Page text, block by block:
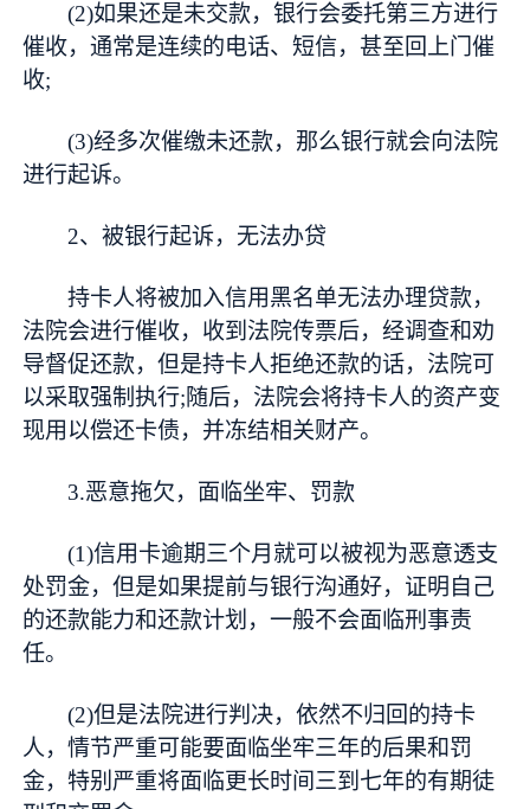
(2)如果还是未交款，银行会委托第三方进行
催收，通常是连续的电话、短信，甚至回上门催
收;
(3)经多次催缴未还款，那么银行就会向法院
进行起诉。
2、被银行起诉，无法办贷
持卡人将被加入信用黑名单无法办理贷款，
法院会进行催收，收到法院传票后，经调查和劝
导督促还款，但是持卡人拒绝还款的话，法院可
以采取强制执行;随后，法院会将持卡人的资产变
现用以偿还卡债，并冻结相关财产。
3.恶意拖欠，面临坐牢、罚款
(1)信用卡逾期三个月就可以被视为恶意透支
处罚金，但是如果提前与银行沟通好，证明自己
的还款能力和还款计划，一般不会面临刑事责
任。
(2)但是法院进行判决，依然不归回的持卡
人，情节严重可能要面临坐牢三年的后果和罚
金，特别严重将面临更长时间三到七年的有期徒